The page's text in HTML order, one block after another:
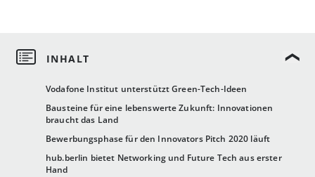
Vodafone Institut unterstützt Green-Tech-Ideen
Bausteine für eine lebenswerte Zukunft: Innovationen
braucht das Land
Bewerbungsphase für den Innovators Pitch 2020 läuft
hub.berlin bietet Networking und Future Tech aus erster
Hand